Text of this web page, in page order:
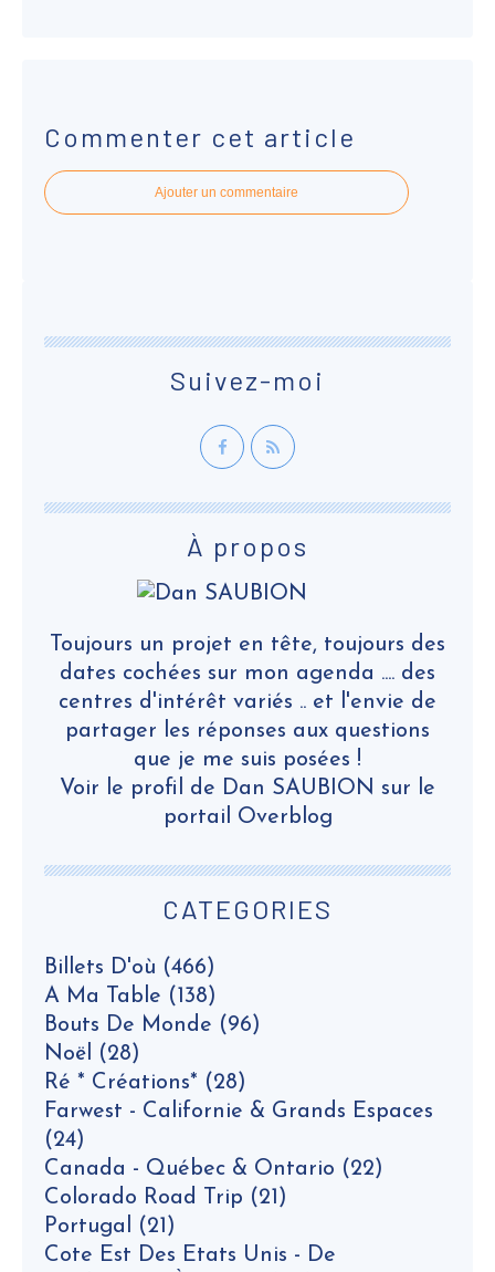
Commenter cet article
Ajouter un commentaire
CATEGORIES
Billets D'où (466)
A Ma Table (138)
Bouts De Monde (96)
Noël (28)
Ré * Créations* (28)
Farwest - Californie & Grands Espaces
(24)
Canada - Québec & Ontario (22)
Colorado Road Trip (21)
Portugal (21)
Cote Est Des Etats Unis - De
Suivez-moi
À propos
Toujours un projet en tête, toujours des
dates cochées sur mon agenda .... des
centres d'intérêt variés .. et l'envie de
partager les réponses aux questions
que je me suis posées !
Voir le profil de Dan SAUBION sur le
portail Overblog